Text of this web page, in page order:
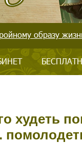
образу
худеть